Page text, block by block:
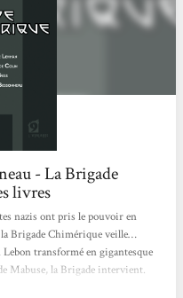
- La Brigade
livres
nazis ont pris le pouvoir en
la Brigade Chimérique veille…
transformé en gigantesque
Mabuse, la Brigade intervient.